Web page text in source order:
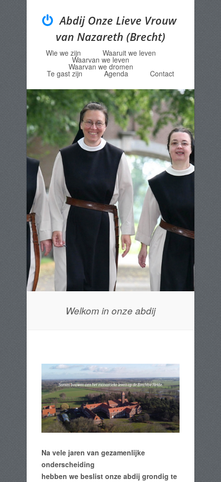
Abdij Onze Lieve Vrouw
van Nazareth (Brecht)
Menu
Skip to content
Wie we zijn Waaruit we leven
Waarvan we leven
Waarvan we dromen
Te gast zijn Agenda Contact
Welkom in onze abdij
Na vele jaren van gezamenlijke
onderscheiding
hebben we beslist onze abdij grondig te